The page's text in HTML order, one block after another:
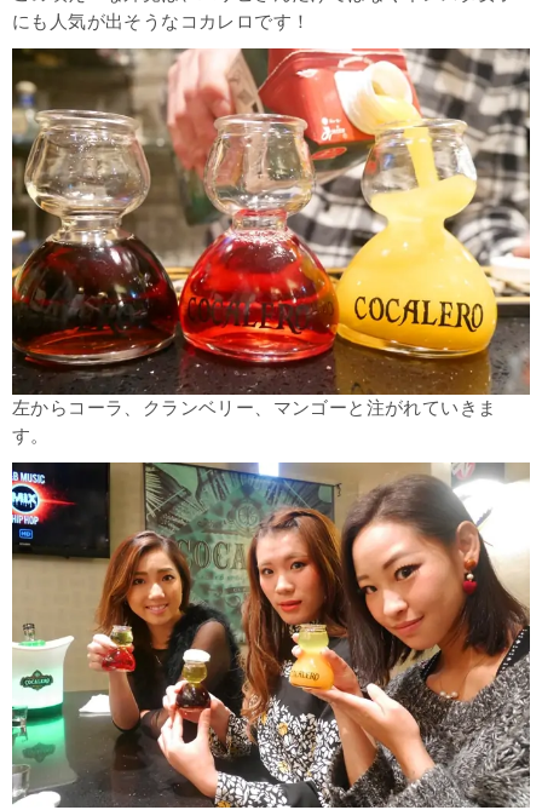
にも人気が出そうなコカレロです！
左からコーラ、クランベリー、マンゴーと注がれていきま
す。